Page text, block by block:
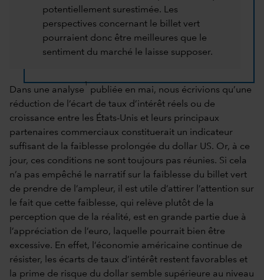
potentiellement surestimée. Les
perspectives concernant le billet vert
pourraient donc être meilleures que le
sentiment du marché le laisse supposer.
Dans une analyse
1
publiée en mai, nous écrivions qu’une
réduction de l’écart de taux d’intérêt réels ou de
croissance entre les États-Unis et leurs principaux
partenaires commerciaux constituerait un indicateur
suffisant de la faiblesse prolongée du dollar US. Or, à ce
jour, ces conditions ne sont toujours pas réunies. Si cela
n’a pas empêché le narratif sur la faiblesse du billet vert
de prendre de l’ampleur, il est utile d’attirer l’attention sur
le fait que cette faiblesse, qui relève plutôt de la
perception que de la réalité, est en grande partie due à
l’appréciation de l’euro, laquelle pourrait bien être
excessive. En effet, l’économie américaine continue de
résister, les écarts de taux d’intérêt restent favorables et
la prime de risque du dollar semble supérieure au niveau